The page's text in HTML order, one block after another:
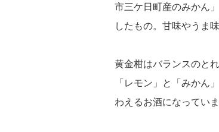
市三ケ日町産のみかん
したもの。甘味やうま
黄金柑はバランスのと
「レモン」と「みかん
わえるお酒になっていま